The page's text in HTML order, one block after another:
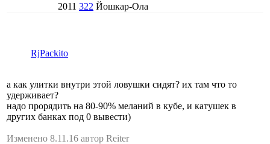
2011 322 Йошкар-Ола
RjPackito
а как улитки внутри этой ловушки сидят? их там что то
удерживает?
надо прорядить на 80-90% меланий в кубе, и катушек в
других банках под 0 вывести)
Изменено 8.11.16 автор Reiter